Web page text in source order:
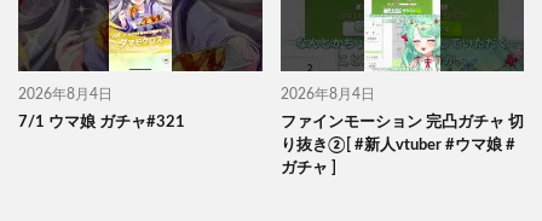
2026年8月4日
7/1 ウマ娘 ガチャ#321
2026年8月4日
ファインモーション 完凸ガチャ 切
り抜き②[ #新人vtuber #ウマ娘 #
ガチャ ]